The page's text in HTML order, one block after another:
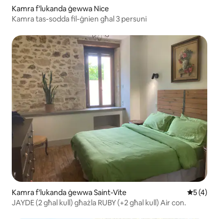
Kamra f'lukanda ġewwa Nice
Kamra tas-sodda fil-ġnien għal 3 persuni
Kamra f'lukanda ġewwa Saint-Vite Rating
5 (4)
JAYDE (2 għal kull) għażla RUBY (+2 għal kull) Air con.